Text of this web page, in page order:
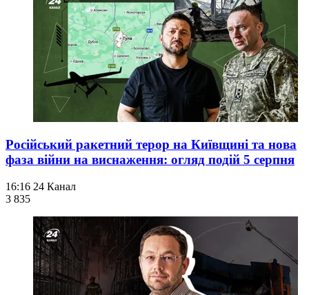
Російський ракетний терор на Київщині та нова
фаза війни на виснаження: огляд подій 5 серпня
16:16 24 Канал
3 835